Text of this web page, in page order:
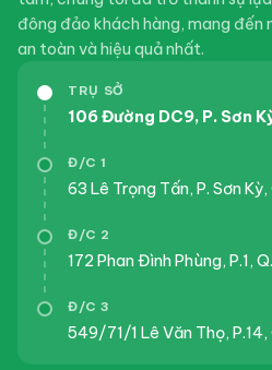
đông đảo khách hàng, mang đến
an toàn và hiệu quả nhất.
TRỤ SỞ
106 Đường DC9, P. Sơn
Đ/C 1
63 Lê Trọng Tấn, P. Sơn
Đ/C 2
172 Phan Đình Phùng, P.1,
Đ/C 3
549/71/1 Lê Văn Thọ, P.14,